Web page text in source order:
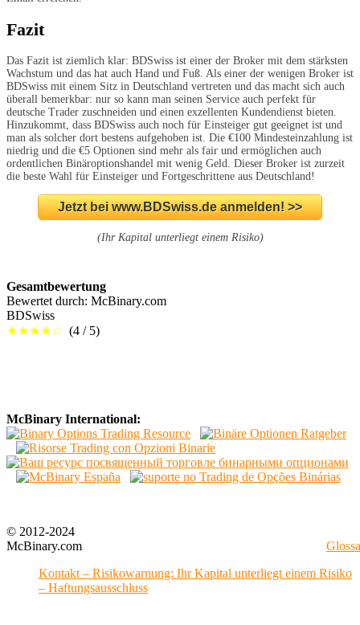
Fazit
Das Fazit ist ziemlich klar: BDSwiss ist einer der Broker mit dem stärksten
Wachstum und das hat auch Hand und Fuß. Als einer der wenigen Broker ist
BDSwiss mit einem Sitz in Deutschland vertreten und das macht sich auch
überall bemerkbar: nur so kann man seinen Service auch perfekt für
deutsche Trader zuschneiden und einen exzellenten Kundendienst bieten.
Hinzukommt, dass BDSwiss auch noch für Einsteiger gut geeignet ist und
man als solcher dort bestens aufgehoben ist. Die €100 Mindesteinzahlung ist
niedrig und die €5 Optionen sind mehr als fair und ermöglichen auch
ordentlichen Binäroptionshandel mit wenig Geld. Dieser Broker ist zurzeit
die beste Wahl für Einsteiger und Fortgeschrittene aus Deutschland!
Jetzt bei www.BDSwiss.de anmelden! >>
(Ihr Kapital unterliegt einem Risiko)
Gesamtbewertung
Bewertet durch: McBinary.com
BDSwiss
★★★★☆ (4 / 5)
McBinary International:
© 2012-2024
McBinary.com
Kontakt – Risikowarnung: Ihr Kapital unterliegt einem Risiko
– Haftungsausschluss